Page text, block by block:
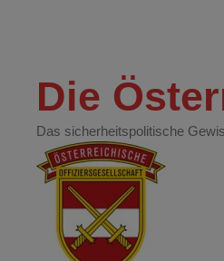
Die
Das sicherheitspolitische